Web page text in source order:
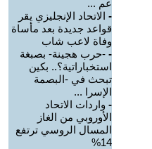
عم ...
- الاتحاد الإنجليزي يقر
قواعد جديدة بعد مأساة
وفاة لاعب شاب
- -حرب هجينة- بصبغة
استخباراتية؟.. بكين
تبحث في -البصمة
الإسرا ...
- واردات الاتحاد
الأوروبي من الغاز
المسال الروسي ترتفع
14%